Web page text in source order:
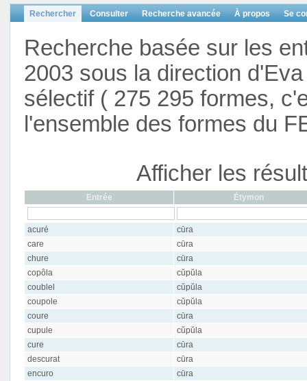
Rechercher Consulter Recherche avancée À propos Se
Recherche basée sur les
2003 sous la direction
sélectif ( 275 295 formes,
l'ensemble des formes du
Afficher les
Entrée Étymon
acuré
cūra
care
cūra
chure
cūra
copôla
cŭpŭla
coublel
cŭpŭla
coupole
cŭpŭla
coure
cūra
cupule
cŭpŭla
cure
cūra
descurat
cūra
encuro
cūra